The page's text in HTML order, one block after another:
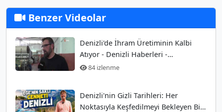
Benzer Videolar
Denizli'de İhram Üretiminin Kalbi
Atıyor - Denizli Haberleri -
HABERDENİZLİ.COM
84 izlenme
Denizli'nin Gizli Tarihleri: Her
Noktasıyla Keşfedilmeyi Bekleyen Bir